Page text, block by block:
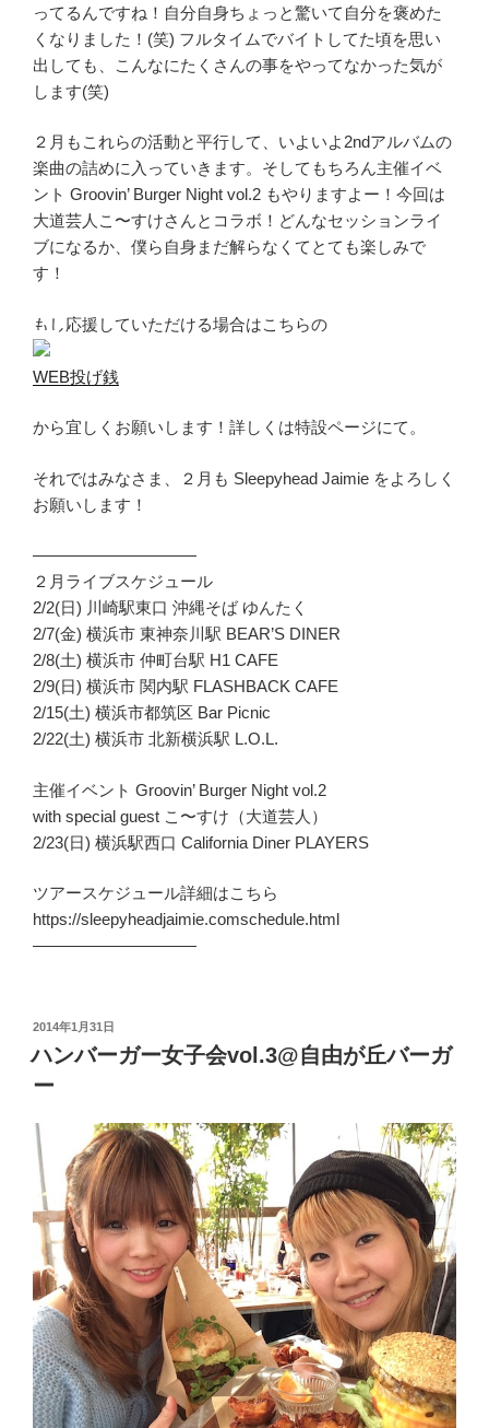
ってるんですね！自分自身ちょっと驚いて自分を褒めた
くなりました！(笑) フルタイムでバイトしてた頃を思い
出しても、こんなにたくさんの事をやってなかった気が
します(笑)
２月もこれらの活動と平行して、いよいよ2ndアルバムの
楽曲の詰めに入っていきます。そしてもちろん主催イベ
ント Groovin’ Burger Night vol.2 もやりますよー！今回は
大道芸人こ〜すけさんとコラボ！どんなセッションライ
ブになるか、僕ら自身まだ解らなくてとても楽しみで
す！
もし応援していただける場合はこちらの
WEB投げ銭
から宜しくお願いします！詳しくは特設ページにて。
それではみなさま、２月も Sleepyhead Jaimie をよろしく
お願いします！
——————————
２月ライブスケジュール
2/2(日) 川崎駅東口 沖縄そば ゆんたく
2/7(金) 横浜市 東神奈川駅 BEAR’S DINER
2/8(土) 横浜市 仲町台駅 H1 CAFE
2/9(日) 横浜市 関内駅 FLASHBACK CAFE
2/15(土) 横浜市都筑区 Bar Picnic
2/22(土) 横浜市 北新横浜駅 L.O.L.
主催イベント Groovin’ Burger Night vol.2
with special guest こ〜すけ（大道芸人）
2/23(日) 横浜駅西口 California Diner PLAYERS
ツアースケジュール詳細はこちら
https://sleepyheadjaimie.comschedule.html
——————————
投
日:
2014年1月31日
ハンバーガー女子会vol.3@自由が丘バーガ
ー